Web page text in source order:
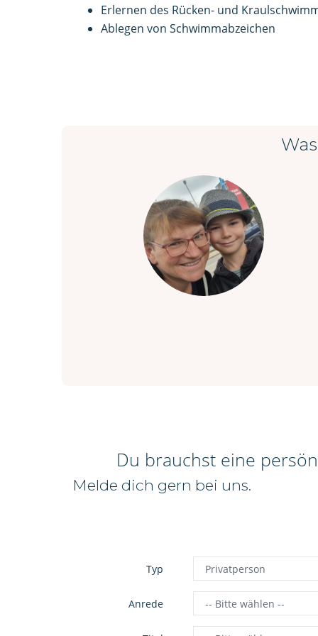
Erlernen des Rücken- und
Ablegen von Schwimmabzeichen
Du brauchst eine
Melde dich gern bei uns.
Typ
Anrede